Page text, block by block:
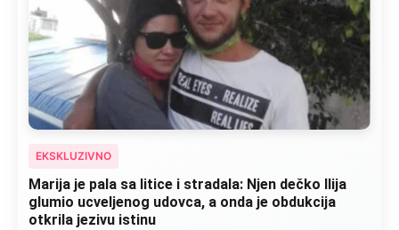
EKSKLUZIVNO
Marija je pala sa litice i stradala: Njen dečko Ilija
glumio ucveljenog udovca, a onda je obdukcija
otkrila jezivu istinu